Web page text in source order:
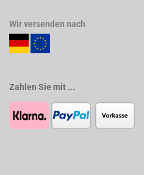
Wir versenden nach
Zahlen Sie mit ...